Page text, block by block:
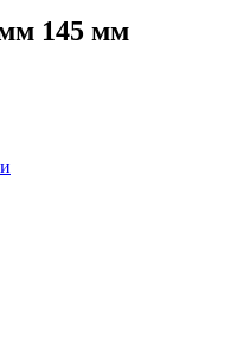
145 мм